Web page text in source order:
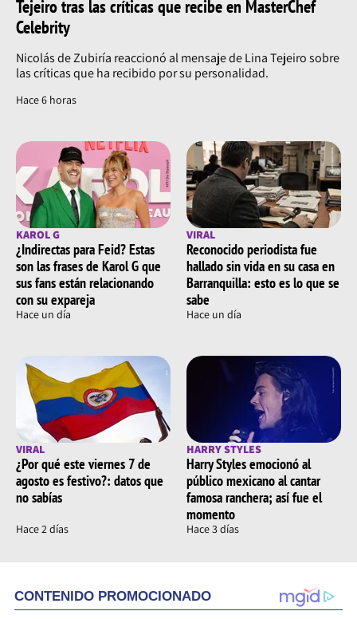
Tejeiro tras las críticas que recibe en MasterChef
Celebrity
Nicolás de Zubiría reaccionó al mensaje de Lina Tejeiro sobre
las críticas que ha recibido por su personalidad.
Hace 6 horas
KAROL G
¿Indirectas para Feid? Estas
son las frases de Karol G que
sus fans están relacionando
con su expareja
Hace un día
VIRAL
Reconocido periodista fue
hallado sin vida en su casa en
Barranquilla: esto es lo que se
sabe
Hace un día
VIRAL
¿Por qué este viernes 7 de
agosto es festivo?: datos que
no sabías
Hace 2 días
HARRY STYLES
Harry Styles emocionó al
público mexicano al cantar
famosa ranchera; así fue el
momento
Hace 3 días